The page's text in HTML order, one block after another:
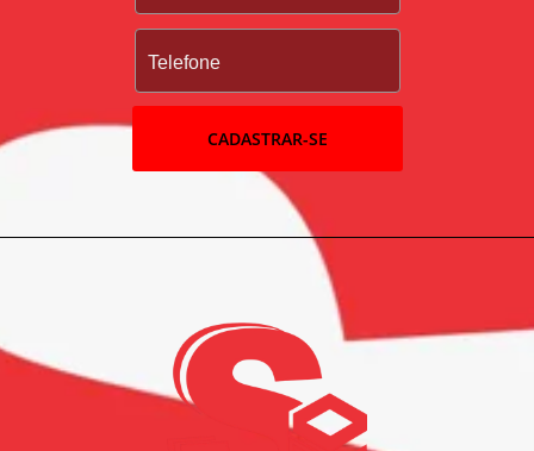
CADASTRAR-SE